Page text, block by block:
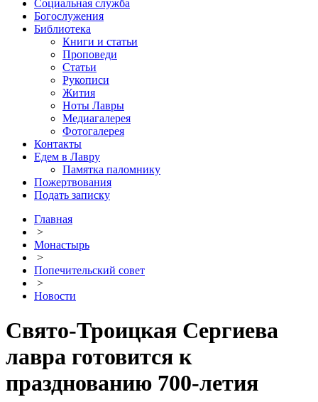
Социальная служба
Богослужения
Библиотека
Книги и статьи
Проповеди
Статьи
Рукописи
Жития
Ноты Лавры
Медиагалерея
Фотогалерея
Контакты
Едем в Лавру
Памятка паломнику
Пожертвования
Подать записку
Главная
>
Монастырь
>
Попечительский совет
>
Новости
Свято-Троицкая Сергиева
лавра готовится к
празднованию 700-летия